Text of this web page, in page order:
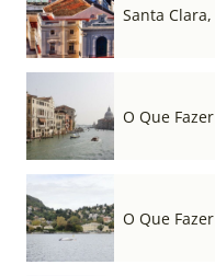
Santa
O Que
O Que